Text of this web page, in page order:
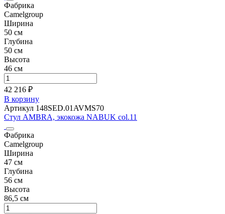
Фабрика
Camelgroup
Ширина
50 см
Глубина
50 см
Высота
46 см
42 216 ₽
В корзину
Артикул 148SED.01AVMS70
Стул AMBRA, экокожа NABUK col.11
Фабрика
Camelgroup
Ширина
47 см
Глубина
56 см
Высота
86,5 см